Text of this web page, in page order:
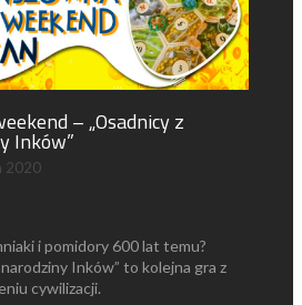
– „Osadnicy z
Inków”
2020
i pomidory 600 lat temu?
Inków” to kolejna gra z
cywilizacji.